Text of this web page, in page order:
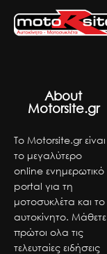
About
Motorsite.gr
Το Motorsite.gr είναι
το μεγαλύτερο
online ενημερωτικό
portal για τη
μοτοσυκλέτα και το
αυτοκίνητο. Μάθετε
πρώτοι ολα τις
τελευταίες ειδήσεις